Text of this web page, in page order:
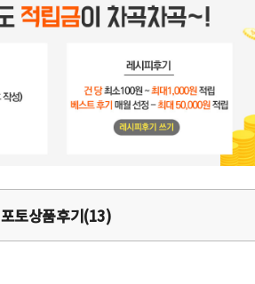
포토상품후기(13)